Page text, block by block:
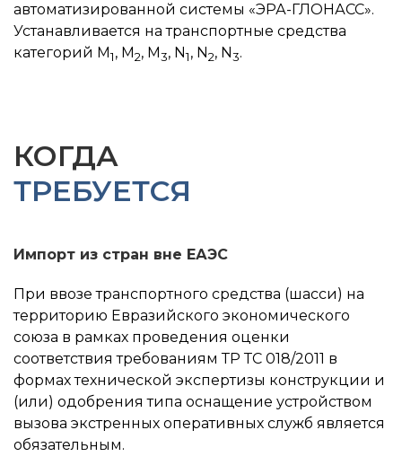
автоматизированной системы «ЭРА-ГЛОНАСС».
Устанавливается на транспортные средства
категорий М1, М2, М3, N1, N2, N3.
КОГДА
ТРЕБУЕТСЯ
Импорт из стран вне ЕАЭС
При ввозе транспортного средства (шасси) на
территорию Евразийского экономического
союза в рамках проведения оценки
соответствия требованиям ТР ТС 018/2011 в
формах технической экспертизы конструкции и
(или) одобрения типа оснащение устройством
вызова экстренных оперативных служб является
обязательным.